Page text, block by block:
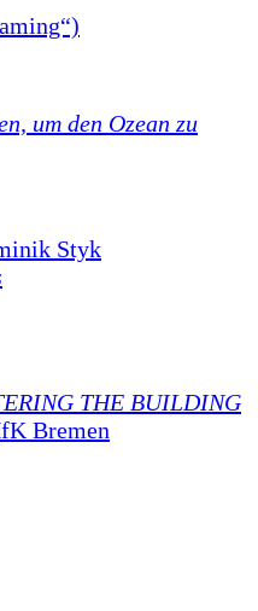
um den Ozean zu
Styk
THE BUILDING
Bremen